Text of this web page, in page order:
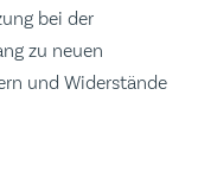
bei der
zu neuen
und Widerstände